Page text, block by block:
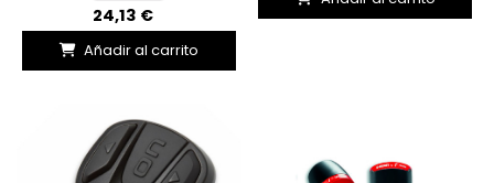
24,13 €
Añadir al carrito